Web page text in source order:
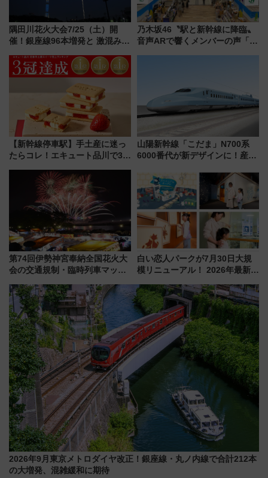
隅田川花火大会7/25（土）開
催！銀座線96本増発と 激混みの
アクセス攻略法、2万発の花火が
都心の夜に！
乃木坂46〝駅と新幹線に降臨〟
音声ARで響くメンバーの声「真
【新幹線停車駅】手土産に迷っ
たらコレ！エキュート品川で3年
産スイーツとは？
山陽新幹線「こだま」N700系
6000番代が新デザインに！産学
用は今冬から
第74回伊勢神宮奉納全国花火大
会の交通規制・臨時列車マッ
セス
白い恋人パークが7月30日大規
模リニューアル！ 2026年最新の
と料金・アクセスを徹底解説
（札幌市）
2026年9月東京メトロダイヤ改正！銀座線・丸ノ内線で合計212本
の大増発、混雑緩和に期待